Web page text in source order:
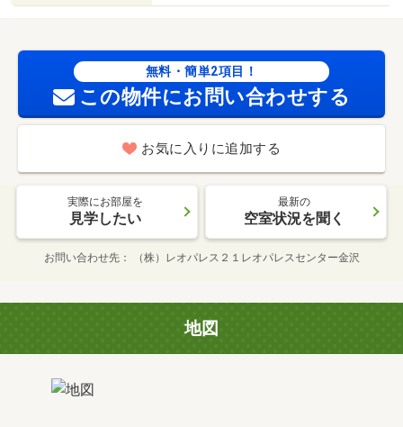
無料・簡単2項目！
この物件にお問い合わせする
お気に入りに追加する
実際にお部屋を
見学したい
最新の
空室状況を聞く
お問い合わせ先 （株）レオパレス２１レオパレスセンター金沢
地図